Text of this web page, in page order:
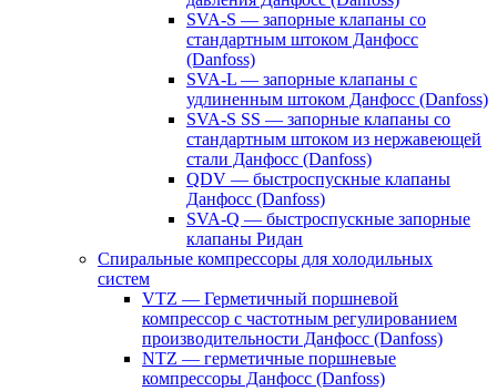
SVA-S — запорные клапаны со
стандартным штоком Данфосс
(Danfoss)
SVA-L — запорные клапаны с
удлиненным штоком Данфосс (Danfoss)
SVA-S SS — запорные клапаны со
стандартным штоком из нержавеющей
стали Данфосс (Danfoss)
QDV — быстроспускные клапаны
Данфосс (Danfoss)
SVA-Q — быстроспускные запорные
клапаны Ридан
Спиральные компрессоры для холодильных
систем
VTZ — Герметичный поршневой
компрессор с частотным регулированием
производительности Данфосс (Danfoss)
NTZ — герметичные поршневые
компрессоры Данфосс (Danfoss)